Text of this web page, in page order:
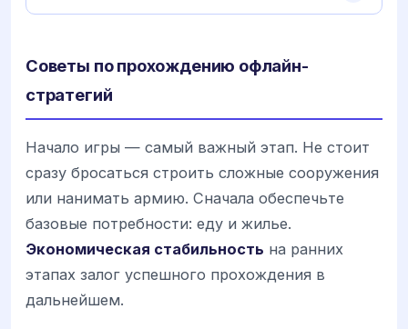
Советы по прохождению офлайн-
стратегий
Начало игры — самый важный этап. Не стоит
сразу бросаться строить сложные сооружения
или нанимать армию. Сначала обеспечьте
базовые потребности: еду и жилье.
Экономическая стабильность на ранних
этапах залог успешного прохождения в
дальнейшем.